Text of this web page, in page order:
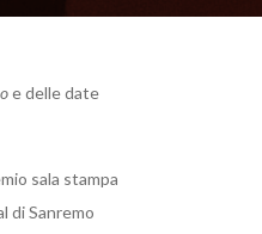
e delle date
sala stampa
di Sanremo